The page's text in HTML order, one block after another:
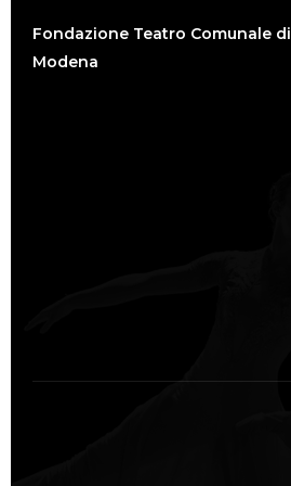
Fondazione Teatro Comunale di
Modena